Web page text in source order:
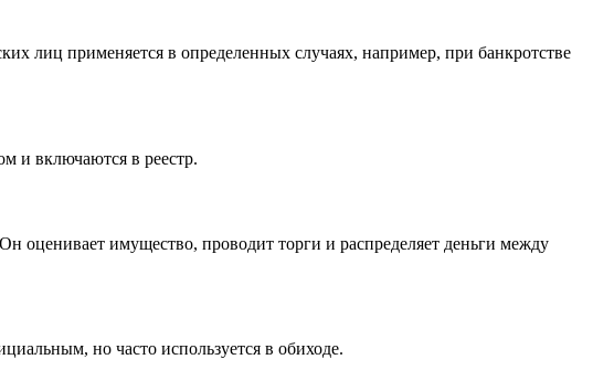
лиц применяется в определенных случаях, например, при банкротстве
и включаются в реестр.
оценивает имущество, проводит торги и распределяет деньги между
но часто используется в обиходе.